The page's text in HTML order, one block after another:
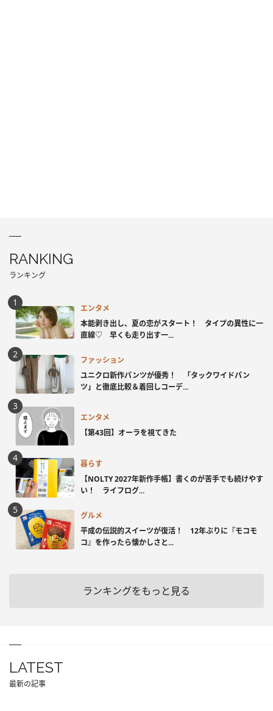
RANKING
ランキング
エンタメ
本能剥き出し、夏の恋がスタート！ タイプの異性に一
直線♡ 早くも走り出す一...
ファッション
ユニクロ新作パンツが優秀！ 「タックワイドパン
ツ」と徹底比較＆着回しコーデ...
エンタメ
【第43回】オーラを視てきた
暮らす
【NOLTY 2027年新作手帳】書くのが苦手でも続けやす
い！ ライフログ...
グルメ
平成の伝説的スイーツが復活！ 12年ぶりに『モコモ
コ』を作ったら懐かしさと...
ランキングをもっと見る
LATEST
最新の記事